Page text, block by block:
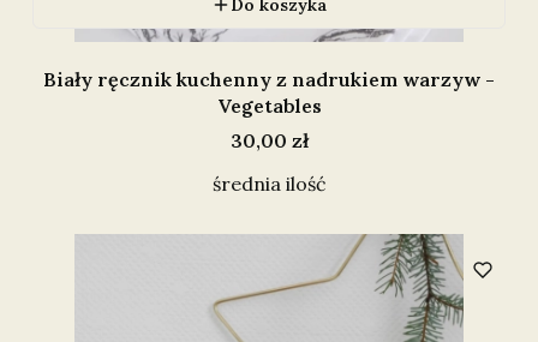
Do koszyka
Biały ręcznik kuchenny z nadrukiem warzyw -
Vegetables
Cena
30,00 zł
średnia ilość